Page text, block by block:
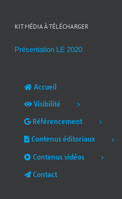
KIT MÉDIA À TÉLÉCHARGER
Présentation LE 2020
Accueil
Visibilité
Référencement
Contenus éditoriaux
Contenus vidéos
Contact